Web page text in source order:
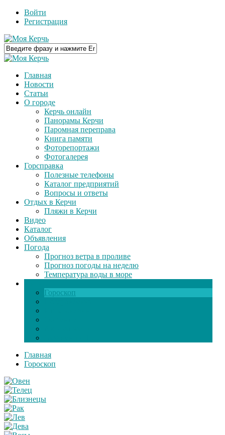
Войти
Регистрация
Главная
Новости
Статьи
О городе
Керчь онлайн
Панорамы Керчи
Паромная переправа
Книга памяти
Фоторепортажи
Фотогалерея
Горсправка
Полезные телефоны
Каталог предприятий
Вопросы и ответы
Отдых в Керчи
Пляжи в Керчи
Видео
Каталог
Объявления
Погода
Прогноз ветра в проливе
Прогноз погоды на неделю
Температура воды в море
Гороскоп
Главная
Гороскоп